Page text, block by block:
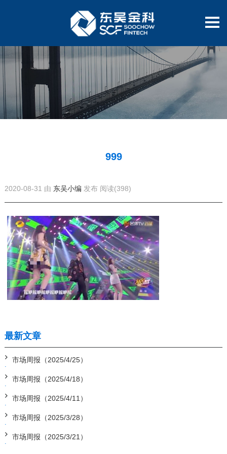
999
2020-08-31 由 东吴小编 发布 阅读(398)
最新文章
市场周报（2025/4/25）
市场周报（2025/4/18）
市场周报（2025/4/11）
市场周报（2025/3/28）
市场周报（2025/3/21）